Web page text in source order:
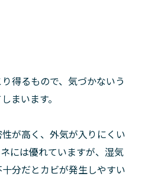
得るもので、気づかないう
まいます。
が高く、外気が入りにくい
には優れていますが、湿気
分だとカビが発生しやすい